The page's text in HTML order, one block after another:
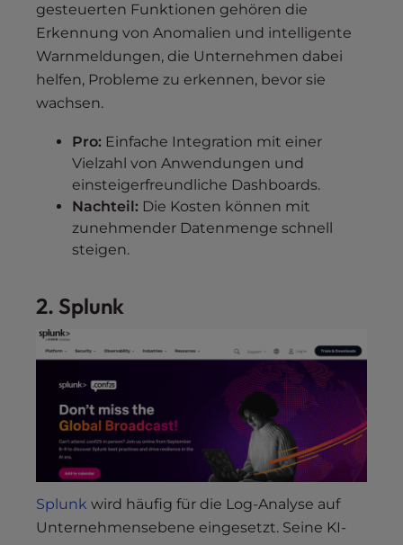
gesteuerten Funktionen gehören die
Erkennung von Anomalien und intelligente
Warnmeldungen, die Unternehmen dabei
helfen, Probleme zu erkennen, bevor sie
wachsen.
Pro: Einfache Integration mit einer
Vielzahl von Anwendungen und
einsteigerfreundliche Dashboards.
Nachteil: Die Kosten können mit
zunehmender Datenmenge schnell
steigen.
2. Splunk
Splunk wird häufig für die Log-Analyse auf
Unternehmensebene eingesetzt. Seine KI-